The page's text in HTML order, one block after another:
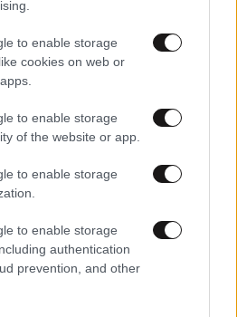
to enable storage
cookies on web or
to enable storage
of the website or app.
to enable storage
to enable storage
authentication
prevention, and other
– Τα 33α γενέθλια και τα